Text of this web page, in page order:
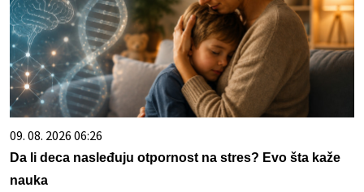
09. 08. 2026 06:26
Da li deca nasleđuju otpornost na stres? Evo šta kaže
nauka